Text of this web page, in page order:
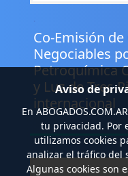
Co-Emisión
Negociables
Petroquímica
y Luz de Tres
internacional
Aviso de
EnABOGADOS.COM.AR
tu privacidad. Por
utilizamos cookies
analizar el tráfico del
Algunas cookies son